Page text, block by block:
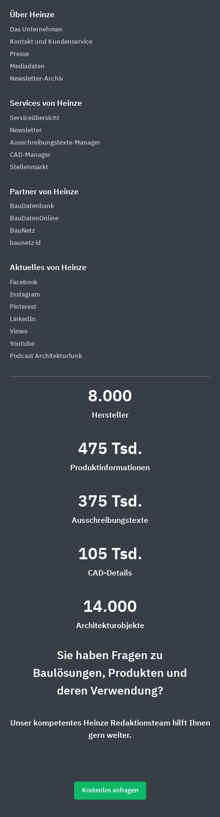
Über Heinze
Das Unternehmen
Kontakt und Kundenservice
Presse
Mediadaten
Newsletter-Archiv
Services von Heinze
Serviceübersicht
Newsletter
Ausschreibungstexte-Manager
CAD-Manager
Stellenmarkt
Partner von Heinze
BauDatenbank
BauDatenOnline
BauNetz
baunetz id
Aktuelles von Heinze
Facebook
Instagram
Pinterest
LinkedIn
Vimeo
Youtube
Podcast Architekturfunk
8.000
Hersteller
475 Tsd.
Produktinformationen
375 Tsd.
Ausschreibungstexte
105 Tsd.
CAD-Details
14.000
Architekturobjekte
Sie haben Fragen zu
Baulösungen, Produkten und
deren Verwendung?
Unser kompetentes Heinze Redaktionsteam hilft Ihnen
gern weiter.
Kostenlos anfragen